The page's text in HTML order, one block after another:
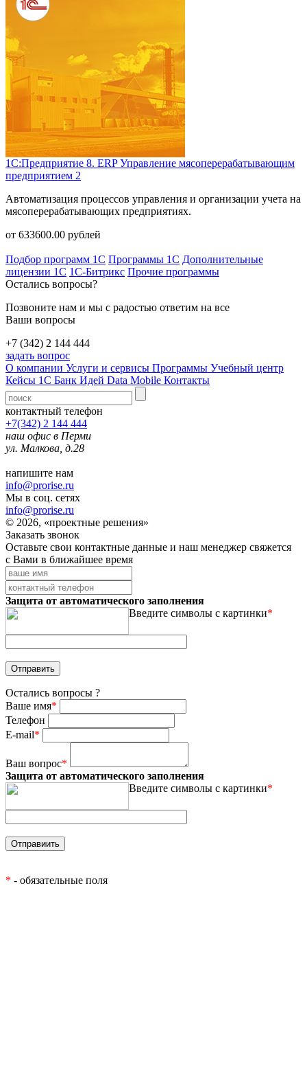
1С:Предприятие 8. ERP Управление мясоперерабатывающим
предприятием 2
Автоматизация процессов управления и организации учета на
мясоперерабатывающих предприятиях.
от 633600.00 рублей
Подбор программ 1С Программы 1С Дополнительные
лицензии 1С 1С-Битрикс Прочие программы
Остались вопросы?
Позвоните нам и мы с радостью ответим на все
Ваши вопросы
+7 (342) 2 144 444
задать вопрос
О компании Услуги и сервисы Программы Учебный центр
Кейсы 1С Банк Идей Data Mobile Контакты
контактный телефон
+7(342) 2 144 444
наш офис в Перми
ул. Малкова, д.28
напишите нам
info@prorise.ru
Мы в соц. сетях
info@prorise.ru
© 2026, «проектные решения»
Заказать звонок
Оставьте свои контактные данные и наш менеджер свяжется
с Вами в ближайшее время
Защита от автоматического заполнения
Введите символы с картинки*
Остались вопросы ?
Ваше имя*
Телефон
E-mail*
Ваш вопрос*
Защита от автоматического заполнения
Введите символы с картинки*
* - обязательные поля